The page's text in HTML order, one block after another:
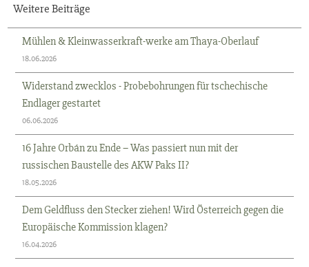
Weitere Beiträge
Mühlen & Kleinwasserkraft-werke am Thaya-Oberlauf
18.06.2026
Widerstand zwecklos - Probebohrungen für tschechische
Endlager gestartet
06.06.2026
16 Jahre Orbán zu Ende – Was passiert nun mit der
russischen Baustelle des AKW Paks II?
18.05.2026
Dem Geldfluss den Stecker ziehen! Wird Österreich gegen die
Europäische Kommission klagen?
16.04.2026